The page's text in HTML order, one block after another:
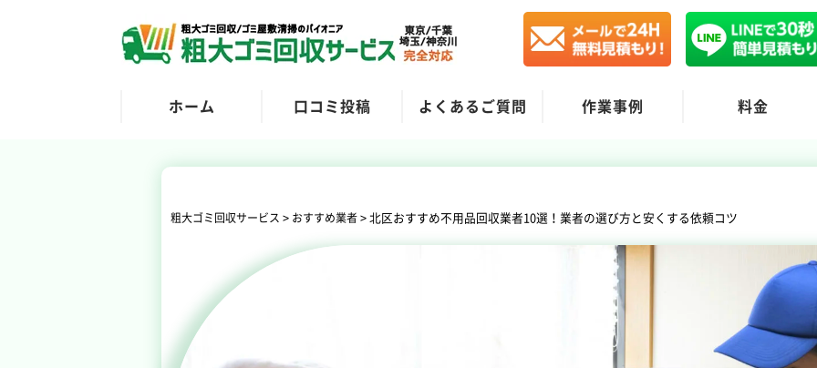
ホーム 口コミ投稿 よくあるご質問 作業事例 料金
粗大ゴミ回収サービス > おすすめ業者>北区おすすめ不用品回収業者10選！業者の選び方と安くする依頼コツ